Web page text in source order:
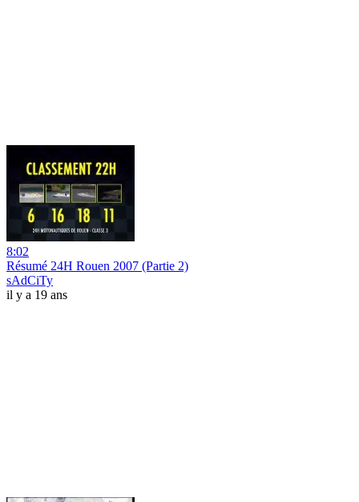
8:02
Résumé 24H Rouen 2007 (Partie 2)
sAdCiTy
il y a 19 ans